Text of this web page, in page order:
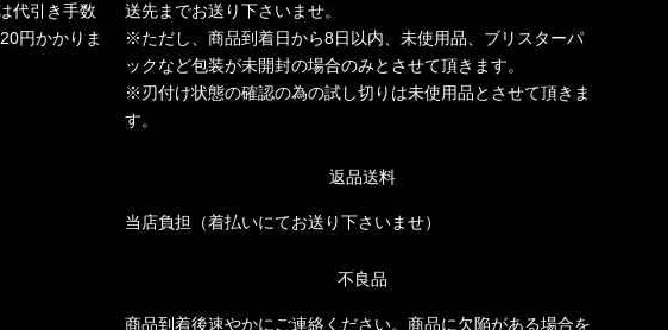
代引き手数
円かかりま
送先までお送り下さいませ。
※ただし、商品到着日から8日以内、未使用品、ブリスターパ
ックなど包装が未開封の場合のみとさせて頂きます。
※刃付け状態の確認の為の試し切りは未使用品とさせて頂きま
す。
返品送料
当店負担（着払いにてお送り下さいませ）
不良品
商品到着後速やかにご連絡ください。商品に欠陥がある場合を